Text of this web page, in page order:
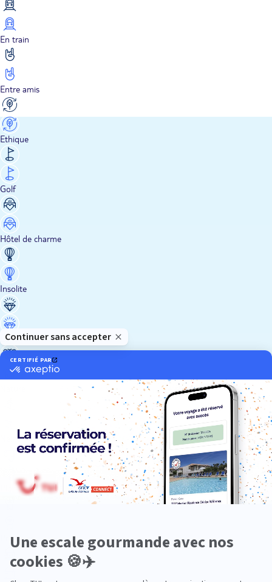
En train
Entre amis
Ethique
Golf
Hôtel de charme
Insolite
Luxe
Neige
Plongée
Premium